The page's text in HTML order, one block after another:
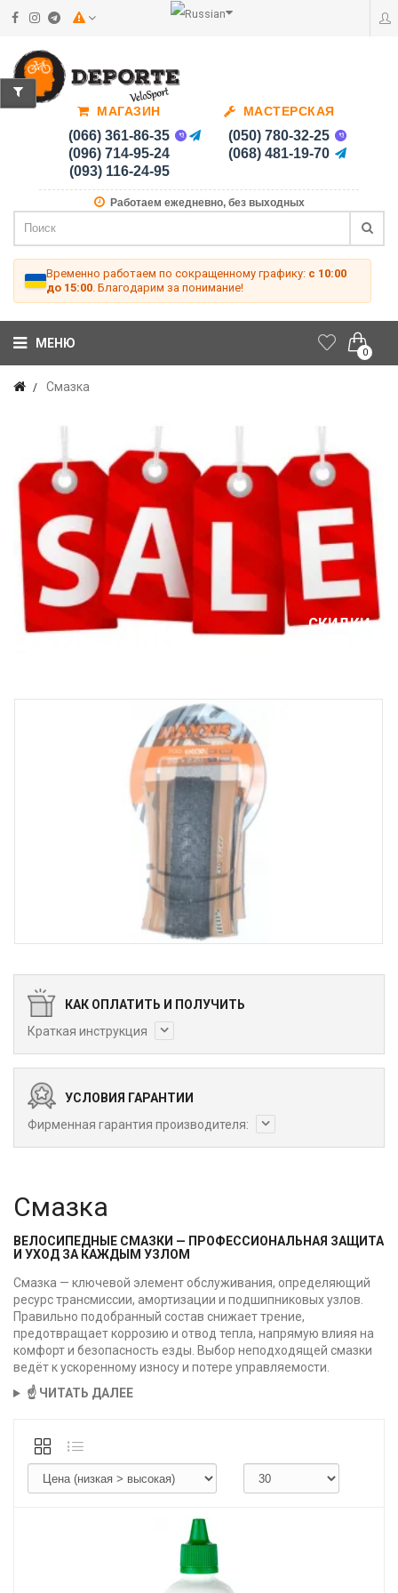
МАГАЗИН
(066) 361-86-35
(096) 714-95-24
(093) 116-24-95
МАСТЕРСКАЯ
(050) 780-32-25
(068) 481-19-70
Работаем ежедневно, без выходных
Временно работаем по сокращенному графику: с 10:00
до 15:00 . Благодарим за понимание!
0
МЕНЮ
Смазка
СКИДКИ
КАК ОПЛАТИТЬ И ПОЛУЧИТЬ
Краткая инструкция
УСЛОВИЯ ГАРАНТИИ
Фирменная гарантия производителя:
Смазка
ВЕЛОСИПЕДНЫЕ СМАЗКИ — ПРОФЕССИОНАЛЬНАЯ ЗАЩИТА
И УХОД ЗА КАЖДЫМ УЗЛОМ
Смазка — ключевой элемент обслуживания, определяющий
ресурс трансмиссии, амортизации и подшипниковых узлов.
Правильно подобранный состав снижает трение,
предотвращает коррозию и отвод тепла, напрямую влияя на
комфорт и безопасность езды. Выбор неподходящей смазки
ведёт к ускоренному износу и потере управляемости.
☝️ ЧИТАТЬ ДАЛЕЕ